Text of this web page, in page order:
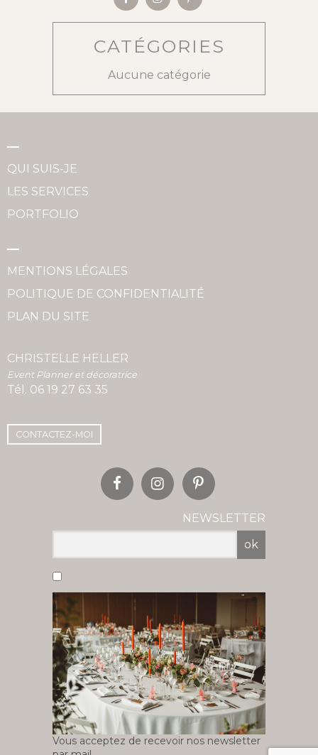
CATÉGORIES
Aucune catégorie
QUI SUIS-JE
LES SERVICES
PORTFOLIO
MENTIONS LÉGALES
POLITIQUE DE CONFIDENTIALITÉ
PLAN DU SITE
CHRISTELLE HELLER
Event Planner et décoratrice
Tél. 06 19 27 63 35
CONTACTEZ-MOI
NEWSLETTER
Vous acceptez de recevoir nos newsletter
ok